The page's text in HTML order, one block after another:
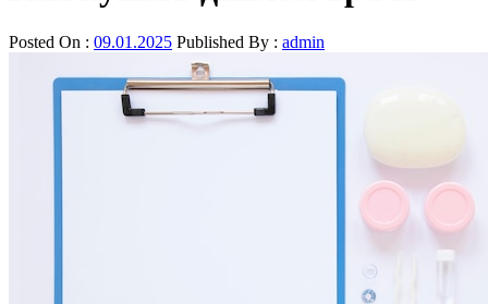
Posted On : 09.01.2025 Published By : admin